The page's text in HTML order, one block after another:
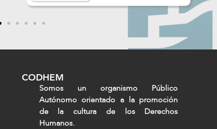
CODHEM
Somos un organismo Público
Autónomo orientado a la promoción
de la cultura de los Derechos
Humanos.